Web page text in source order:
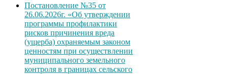
Постановление №35 от
26.06.2026г. «Об утверждении
программы профилактики
рисков причинения вреда
(ущерба) охраняемым законом
ценностям при осуществлении
муниципального земельного
контроля в границах сельского